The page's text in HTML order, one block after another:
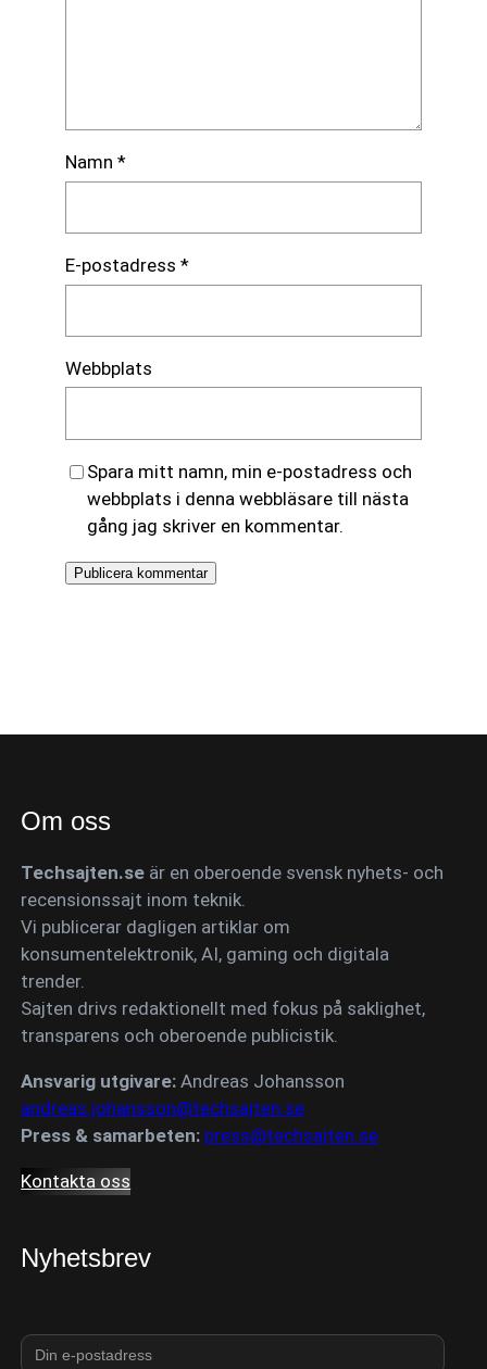
Namn *
E-postadress *
Webbplats
Spara mitt namn, min e-postadress och
webbplats i denna webbläsare till nästa
gång jag skriver en kommentar.
Om oss
Techsajten.se är en oberoende svensk nyhets- och
recensionssajt inom teknik.
Vi publicerar dagligen artiklar om
konsumentelektronik, AI, gaming och digitala
trender.
Sajten drivs redaktionellt med fokus på saklighet,
transparens och oberoende publicistik.
Ansvarig utgivare: Andreas Johansson
andreas.johansson@techsajten.se
Press & samarbeten: press@techsajten.se
Kontakta oss
Nyhetsbrev